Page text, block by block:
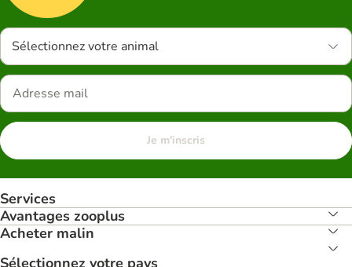
Sélectionnez votre animal
Je m'inscris
Services
Avantages zooplus
Acheter malin
Sélectionnez votre pays